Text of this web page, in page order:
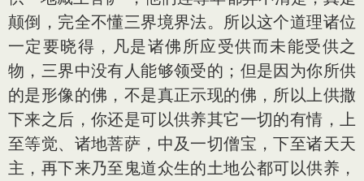
颠倒，完全不懂三界境界法。所以这个道理诸位
一定要晓得，凡是诸佛所应受供而未能受供之
物，三界中没有人能够领受的；但是因为你所供
的是形像的佛，不是真正示现的佛，所以上供撒
下来之后，你还是可以供养其它一切的有情，上
至等觉、诸地菩萨，中及一切僧宝，下至诸天天
主，再下来乃至鬼道众生的土地公都可以供养，